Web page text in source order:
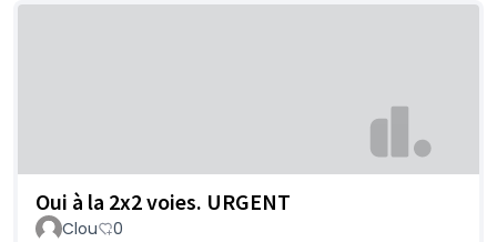
Oui à la 2x2 voies. URGENT
Clou 0